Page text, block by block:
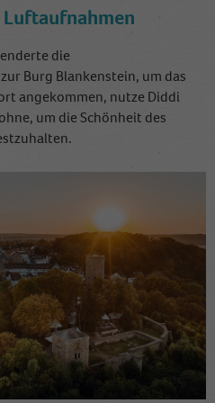
die
Burg Blankenstein, um das
angekommen, nutze Diddi
um die Schönheit des
used to calculate visitor,
data and keep track of site
site's analytics report. The
information anonymously and
generated number to
installed by Google Analytics.
is used to store information of
a website and helps in
report of how the